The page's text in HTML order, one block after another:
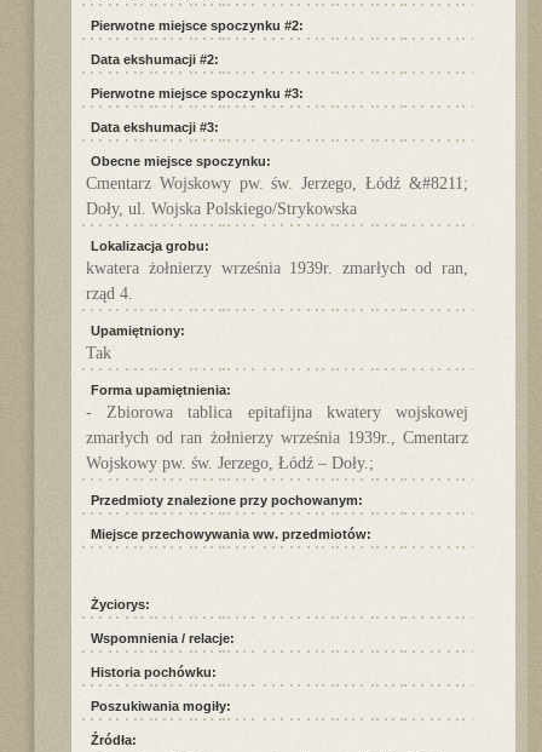
Pierwotne miejsce spoczynku #2:
Data ekshumacji #2:
Pierwotne miejsce spoczynku #3:
Data ekshumacji #3:
Obecne miejsce spoczynku:
Cmentarz Wojskowy pw. św. Jerzego, Łódź &#8211;
Doły, ul. Wojska Polskiego/Strykowska
Lokalizacja grobu:
kwatera żołnierzy września 1939r. zmarłych od ran,
rząd 4.
Upamiętniony:
Tak
Forma upamiętnienia:
- Zbiorowa tablica epitafijna kwatery wojskowej
zmarłych od ran żołnierzy września 1939r., Cmentarz
Wojskowy pw. św. Jerzego, Łódź – Doły.;
Przedmioty znalezione przy pochowanym:
Miejsce przechowywania ww. przedmiotów:
Życiorys:
Wspomnienia / relacje:
Historia pochówku:
Poszukiwania mogiły:
Źródła: